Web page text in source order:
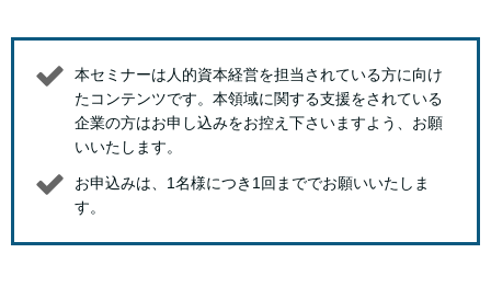
本セミナーは人的資本経営を担当されている方に向け
たコンテンツです。本領域に関する支援をされている
企業の方はお申し込みをお控え下さいますよう、お願
いいたします。
お申込みは、1名様につき1回まででお願いいたしま
す。